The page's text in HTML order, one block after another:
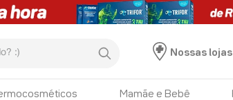
Nossas lojas
Mamãe e Bebê